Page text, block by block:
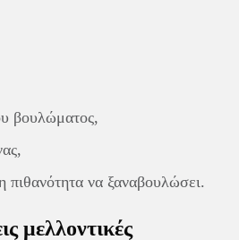
βουλώματος,
πιθανότητα να ξαναβουλώσει.
μελλοντικές